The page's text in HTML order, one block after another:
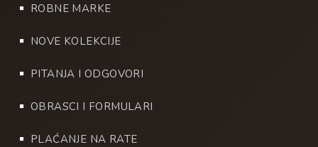
ROBNE MARKE
NOVE KOLEKCIJE
PITANJA I ODGOVORI
OBRASCI I FORMULARI
PLAĆANJE NA RATE